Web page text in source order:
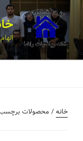
خانه/ محصولات برچسب